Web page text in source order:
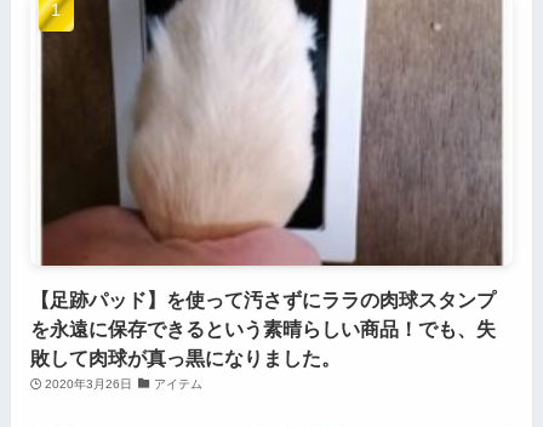
【足跡パッド】を使って汚さずにララの肉球スタンプ
を永遠に保存できるという素晴らしい商品！でも、失
敗して肉球が真っ黒になりました。
2020年3月26日 アイテム